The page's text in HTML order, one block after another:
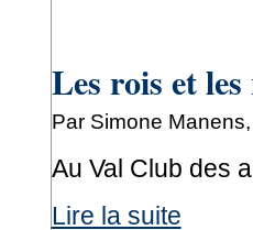
Les rois et
Par Simone
Au Val Club des
Lire la suite